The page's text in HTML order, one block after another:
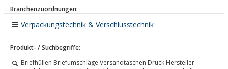
Branchenzuordnungen:
Verpackungstechnik & Verschlusstechnik
Produkt- / Suchbegriffe:
Briefhüllen Briefumschläge Versandtaschen Druck Hersteller